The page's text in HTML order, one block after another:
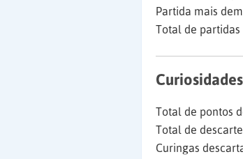
Partida mais
Total de partidas
Curiosidades
Total de pontos
Total de
Curingas